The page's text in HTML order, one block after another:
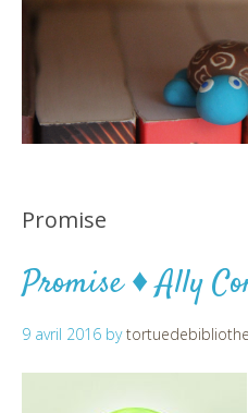
Promise
Promise ♦ Ally
9 avril 2016 by